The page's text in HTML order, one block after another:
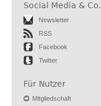
Social Media & Co.
Newsletter
RSS
Facebook
Twitter
Für Nutzer
Mitgliedschaft